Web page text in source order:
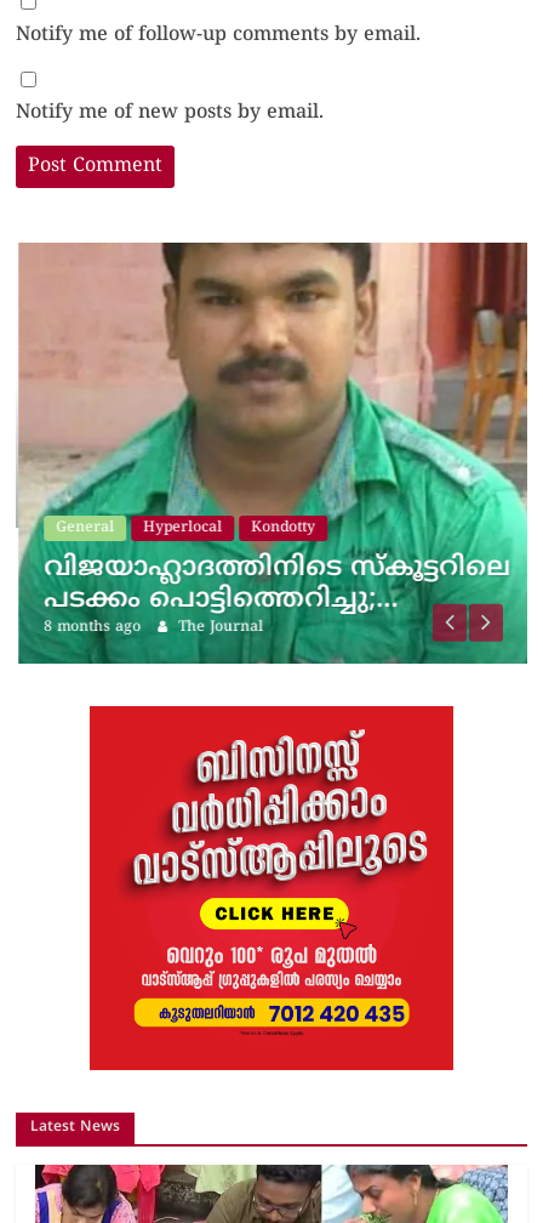
Notify me of follow-up comments by email.
Notify me of new posts by email.
General Hyperlocal Kondotty
വിജയാഹ്ലാദത്തിനിടെ സ്കൂട്ടറിലെ
പടക്കം പൊട്ടിത്തെറിച്ചു;…
8 months ago The Journal
Latest News